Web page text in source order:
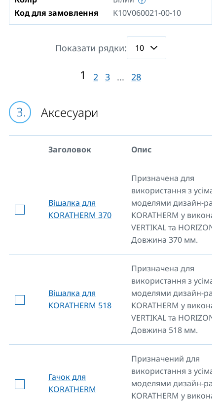
Код для замовлення
K10V060021-00-10
Показати рядки:
1 2 3 ... 28
Аксесуари
Заголовок Опис
Вішалка для
KORATHERM 370
Призначена для
використання з усіма
моделями дизайн-
KORATHERM у
VERTIKAL та
Довжина 370 мм.
Вішалка для
KORATHERM 518
Призначена для
використання з усіма
моделями дизайн-
KORATHERM у
VERTIKAL та
Довжина 518 мм.
Гачок для
KORATHERM
Призначений для
використання з усіма
моделями дизайн-
KORATHERM у